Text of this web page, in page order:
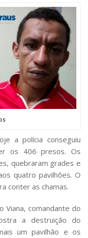
a polícia conseguiu
os 406 presos. Os
quebraram grades e
quatro pavilhões. O
conter as chamas.
Viana, comandante do
a destruição do
um pavilhão e os